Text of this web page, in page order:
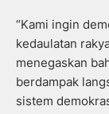
“Kami ingin
kedaulatan
menegaskan
berdampak
sistem